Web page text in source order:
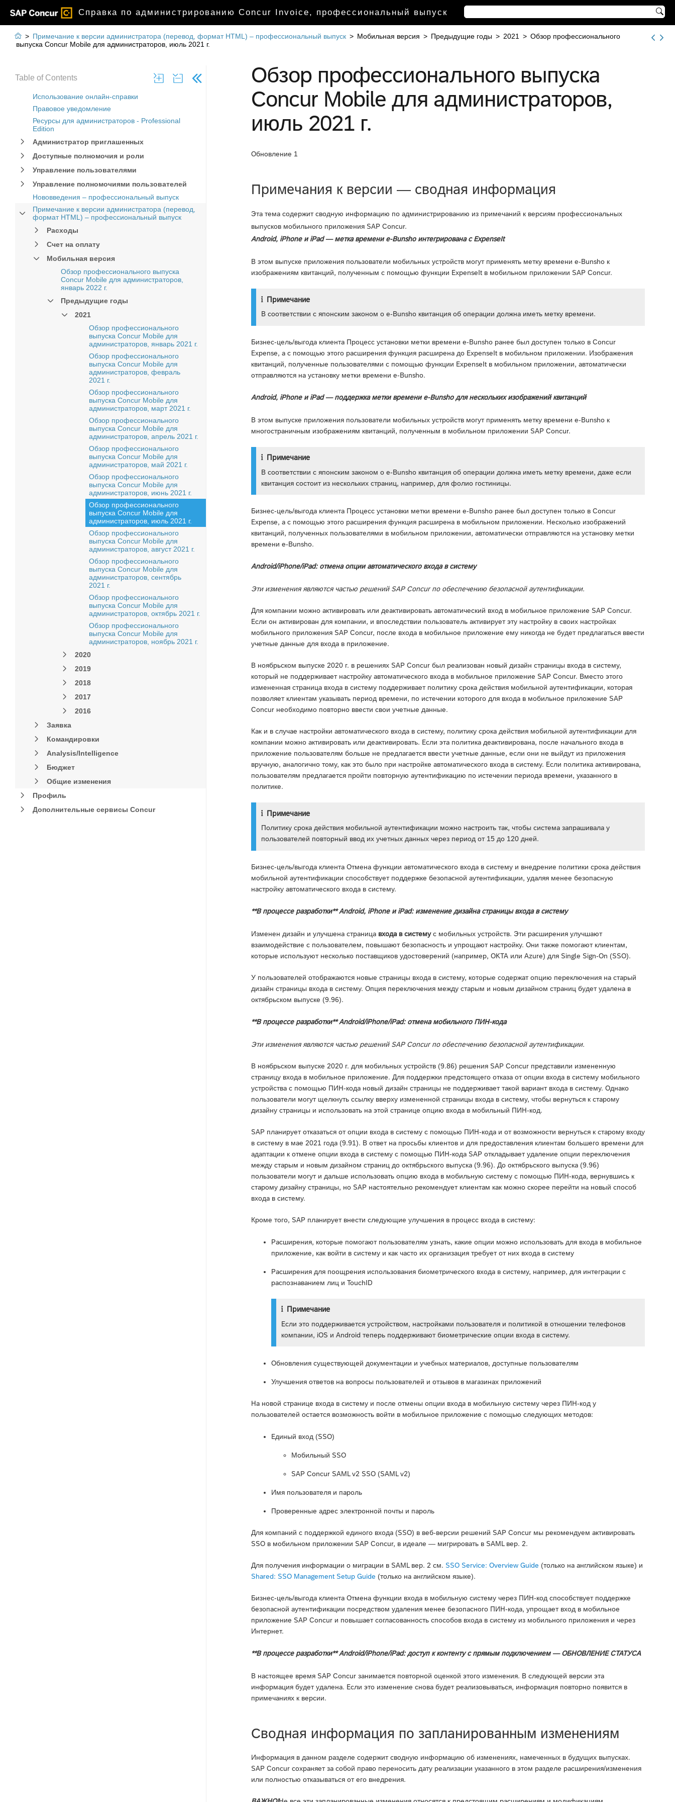
Справка по администрированию Concur Invoice, профессиональный выпуск 
Table of Contents
Использование онлайн-справки
Правовое уведомление
Ресурсы для администраторов - Professional
Edition
Администратор приглашенных
Доступные полномочия и роли
Управление пользователями
Управление полномочиями пользователей
Нововведения – профессиональный выпуск
Примечание к версии администратора (перевод,
формат HTML) – профессиональный выпуск
Расходы
Счет на оплату
Мобильная версия
Обзор профессионального выпуска
Concur Mobile для администраторов,
январь 2022 г.
Предыдущие годы
2021
Обзор профессионального
выпуска Concur Mobile для
администраторов, январь 2021 г.
Обзор профессионального
выпуска Concur Mobile для
администраторов, февраль
2021 г.
Обзор профессионального
выпуска Concur Mobile для
администраторов, март 2021 г.
Обзор профессионального
выпуска Concur Mobile для
администраторов, апрель 2021 г.
Обзор профессионального
выпуска Concur Mobile для
администраторов, май 2021 г.
Обзор профессионального
выпуска Concur Mobile для
администраторов, июнь 2021 г.
Обзор профессионального
выпуска Concur Mobile для
администраторов, июль 2021 г.
Обзор профессионального
выпуска Concur Mobile для
администраторов, август 2021 г.
Обзор профессионального
выпуска Concur Mobile для
администраторов, сентябрь
2021 г.
Обзор профессионального
выпуска Concur Mobile для
администраторов, октябрь 2021 г.
Обзор профессионального
выпуска Concur Mobile для
администраторов, ноябрь 2021 г.
2020
2019
2018
2017
2016
Заявка
Командировки
Analysis/Intelligence
Бюджет
Общие изменения
Профиль
Дополнительные сервисы Concur
 > Примечание к версии администратора (перевод, формат HTML) – профессиональный выпуск > Мобильная версия > Предыдущие годы > 2021 > Обзор профессионального
выпуска Concur Mobile для администраторов, июль 2021 г.
Обзор профессионального выпуска
Concur Mobile для администраторов,
июль 2021 г.
Обновление 1
Примечания к версии — сводная информация
Эта тема содержит сводную информацию по администрированию из примечаний к версиям профессиональных
выпусков мобильного приложения SAP Concur.
Android, iPhone и iPad — метка времени e-Bunsho интегрирована с ExpenseIt
В этом выпуске приложения пользователи мобильных устройств могут применять метку времени e-Bunsho к
изображениям квитанций, полученным с помощью функции ExpenseIt в мобильном приложении SAP Concur.
Примечание
В соответствии с японским законом о e-Bunsho квитанция об операции должна иметь метку времени.
Бизнес-цель/выгода клиента Процесс установки метки времени e-Bunsho ранее был доступен только в Concur
Expense, а с помощью этого расширения функция расширена до ExpenseIt в мобильном приложении. Изображения
квитанций, полученные пользователями с помощью функции ExpenseIt в мобильном приложении, автоматически
отправляются на установку метки времени e-Bunsho.
Android, iPhone и iPad — поддержка метки времени e-Bunsho для нескольких изображений квитанций
В этом выпуске приложения пользователи мобильных устройств могут применять метку времени e-Bunsho к
многостраничным изображениям квитанций, полученным в мобильном приложении SAP Concur.
Примечание
В соответствии с японским законом о e-Bunsho квитанция об операции должна иметь метку времени, даже если
квитанция состоит из нескольких страниц, например, для фолио гостиницы.
Бизнес-цель/выгода клиента Процесс установки метки времени e-Bunsho ранее был доступен только в Concur
Expense, а с помощью этого расширения функция расширена в мобильном приложении. Несколько изображений
квитанций, полученных пользователями в мобильном приложении, автоматически отправляются на установку метки
времени e-Bunsho.
Android/iPhone/iPad: отмена опции автоматического входа в систему
Эти изменения являются частью решений SAP Concur по обеспечению безопасной аутентификации.
Для компании можно активировать или деактивировать автоматический вход в мобильное приложение SAP Concur.
Если он активирован для компании, и впоследствии пользователь активирует эту настройку в своих настройках
мобильного приложения SAP Concur, после входа в мобильное приложение ему никогда не будет предлагаться ввести
учетные данные для входа в приложение.
В ноябрьском выпуске 2020 г. в решениях SAP Concur был реализован новый дизайн страницы входа в систему,
который не поддерживает настройку автоматического входа в мобильное приложение SAP Concur. Вместо этого
измененная страница входа в систему поддерживает политику срока действия мобильной аутентификации, которая
позволяет клиентам указывать период времени, по истечении которого для входа в мобильное приложение SAP
Concur необходимо повторно ввести свои учетные данные.
Как и в случае настройки автоматического входа в систему, политику срока действия мобильной аутентификации для
компании можно активировать или деактивировать. Если эта политика деактивирована, после начального входа в
приложение пользователям больше не предлагается ввести учетные данные, если они не выйдут из приложения
вручную, аналогично тому, как это было при настройке автоматического входа в систему. Если политика активирована,
пользователям предлагается пройти повторную аутентификацию по истечении периода времени, указанного в
политике.
Примечание
Политику срока действия мобильной аутентификации можно настроить так, чтобы система запрашивала у
пользователей повторный ввод их учетных данных через период от 15 до 120 дней.
Бизнес-цель/выгода клиента Отмена функции автоматического входа в систему и внедрение политики срока действия
мобильной аутентификации способствует поддержке безопасной аутентификации, удаляя менее безопасную
настройку автоматического входа в систему.
**В процессе разработки** Android, iPhone и iPad: изменение дизайна страницы входа в систему
Изменен дизайн и улучшена страница входа в системус мобильных устройств. Эти расширения улучшают
взаимодействие с пользователем, повышают безопасность и упрощают настройку. Они также помогают клиентам,
которые используют несколько поставщиков удостоверений (например, OKTA или Azure) для Single Sign-On (SSO).
У пользователей отображаются новые страницы входа в систему, которые содержат опцию переключения на старый
дизайн страницы входа в систему. Опция переключения между старым и новым дизайном страниц будет удалена в
октябрьском выпуске (9.96).
**В процессе разработки** Android/iPhone/iPad: отмена мобильного ПИН-кода
Эти изменения являются частью решений SAP Concur по обеспечению безопасной аутентификации.
В ноябрьском выпуске 2020 г. для мобильных устройств (9.86) решения SAP Concur представили измененную
страницу входа в мобильное приложение. Для поддержки предстоящего отказа от опции входа в систему мобильного
устройства с помощью ПИН-кода новый дизайн страницы не поддерживает такой вариант входа в систему. Однако
пользователи могут щелкнуть ссылку вверху измененной страницы входа в систему, чтобы вернуться к старому
дизайну страницы и использовать на этой странице опцию входа в мобильный ПИН-код.
SAP планирует отказаться от опции входа в систему с помощью ПИН-кода и от возможности вернуться к старому входу
в систему в мае 2021 года (9.91). В ответ на просьбы клиентов и для предоставления клиентам большего времени для
адаптации к отмене опции входа в систему с помощью ПИН-кода SAP откладывает удаление опции переключения
между старым и новым дизайном страниц до октябрьского выпуска (9.96). До октябрьского выпуска (9.96)
пользователи могут и дальше использовать опцию входа в мобильную систему с помощью ПИН-кода, вернувшись к
старому дизайну страницы, но SAP настоятельно рекомендует клиентам как можно скорее перейти на новый способ
входа в систему.
Кроме того, SAP планирует внести следующие улучшения в процесс входа в систему:
Расширения, которые помогают пользователям узнать, какие опции можно использовать для входа в мобильное
приложение, как войти в систему и как часто их организация требует от них входа в систему
Расширения для поощрения использования биометрического входа в систему, например, для интеграции с
распознаванием лиц и TouchID
Примечание
Если это поддерживается устройством, настройками пользователя и политикой в отношении телефонов
компании, iOS и Android теперь поддерживают биометрические опции входа в систему.
Обновления существующей документации и учебных материалов, доступные пользователям
Улучшения ответов на вопросы пользователей и отзывов в магазинах приложений
На новой странице входа в систему и после отмены опции входа в мобильную систему через ПИН-код у
пользователей остается возможность войти в мобильное приложение с помощью следующих методов:
Единый вход (SSO)
Мобильный SSO
SAP Concur SAML v2 SSO (SAML v2)
Имя пользователя и пароль
Проверенные адрес электронной почты и пароль
Для компаний с поддержкой единого входа (SSO) в веб-версии решений SAP Concur мы рекомендуем активировать
SSO в мобильном приложении SAP Concur, в идеале — мигрировать в SAML вер. 2.
Для получения информации о миграции в SAML вер. 2 см. SSO Service: Overview Guide (только на английском языке) и
Shared: SSO Management Setup Guide (только на английском языке).
Бизнес-цель/выгода клиента Отмена функции входа в мобильную систему через ПИН-код способствует поддержке
безопасной аутентификации посредством удаления менее безопасного ПИН-кода, упрощает вход в мобильное
приложение SAP Concur и повышает согласованность способов входа в систему из мобильного приложения и через
Интернет.
**В процессе разработки** Android/iPhone/iPad: доступ к контенту с прямым подключением — ОБНОВЛЕНИЕ СТАТУСА
В настоящее время SAP Concur занимается повторной оценкой этого изменения. В следующей версии эта
информация будет удалена. Если это изменение снова будет реализовываться, информация повторно появится в
примечаниях к версии.
Сводная информация по запланированным изменениям
Информация в данном разделе содержит сводную информацию об изменениях, намеченных в будущих выпусках.
SAP Concur сохраняет за собой право переносить дату реализации указанного в этом разделе расширения/изменения
или полностью отказываться от его внедрения.